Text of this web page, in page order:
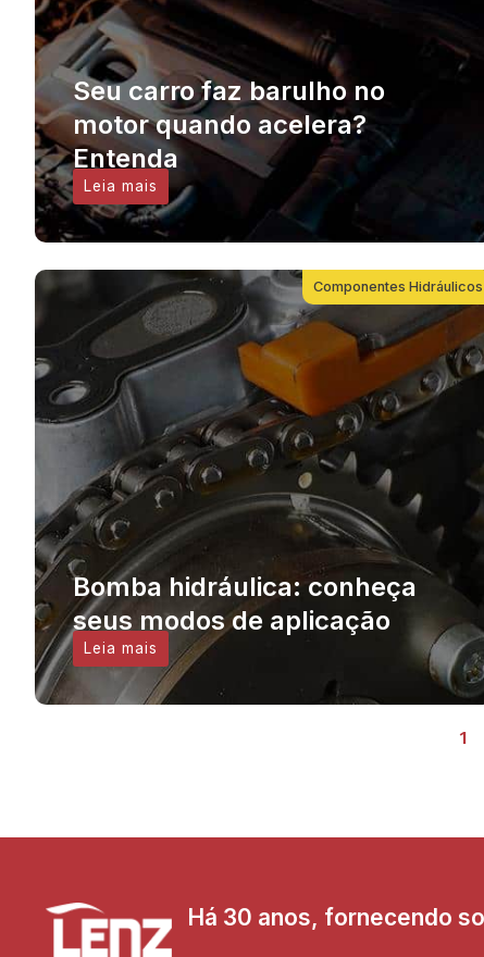
Seu carro faz barulho no
motor quando acelera?
Entenda
Leia mais
Componentes Hidráulicos
Bomba hidráulica: conheça
seus modos de aplicação
Leia mais
1
Há 30 anos, fornecendo